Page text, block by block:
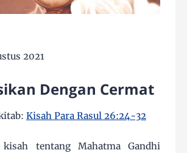
2021
Dengan Cermat
Kisah Para Rasul 26:24-32
kisah tentang Mahatma Gandhi